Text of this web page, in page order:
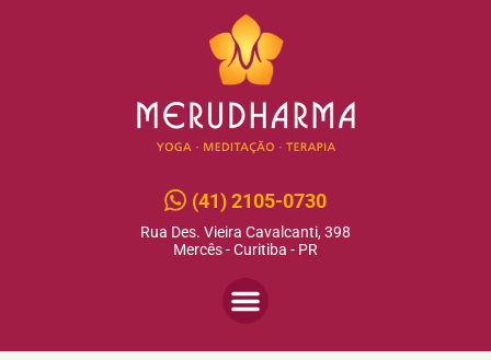
(41) 2105-0730
Rua Des. Vieira Cavalcanti, 398
Mercês - Curitiba - PR